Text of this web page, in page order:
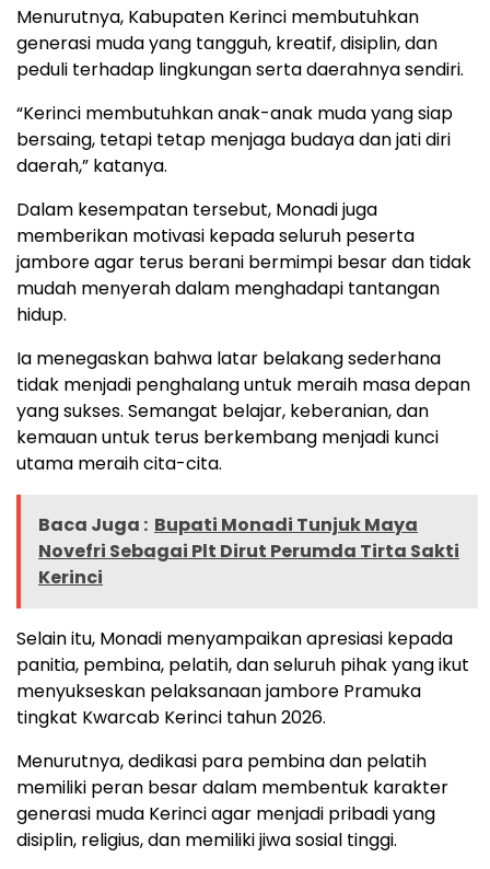
Menurutnya, Kabupaten Kerinci membutuhkan
generasi muda yang tangguh, kreatif, disiplin, dan
peduli terhadap lingkungan serta daerahnya sendiri.
“Kerinci membutuhkan anak-anak muda yang siap
bersaing, tetapi tetap menjaga budaya dan jati diri
daerah,” katanya.
Dalam kesempatan tersebut, Monadi juga
memberikan motivasi kepada seluruh peserta
jambore agar terus berani bermimpi besar dan tidak
mudah menyerah dalam menghadapi tantangan
hidup.
Ia menegaskan bahwa latar belakang sederhana
tidak menjadi penghalang untuk meraih masa depan
yang sukses. Semangat belajar, keberanian, dan
kemauan untuk terus berkembang menjadi kunci
utama meraih cita-cita.
Baca Juga : Bupati Monadi Tunjuk Maya
Novefri Sebagai Plt Dirut Perumda Tirta Sakti
Kerinci
Selain itu, Monadi menyampaikan apresiasi kepada
panitia, pembina, pelatih, dan seluruh pihak yang ikut
menyukseskan pelaksanaan jambore Pramuka
tingkat Kwarcab Kerinci tahun 2026.
Menurutnya, dedikasi para pembina dan pelatih
memiliki peran besar dalam membentuk karakter
generasi muda Kerinci agar menjadi pribadi yang
disiplin, religius, dan memiliki jiwa sosial tinggi.